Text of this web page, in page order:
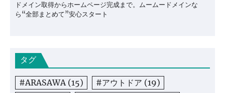
ドメイン取得からホームページ完成まで。ムームードメインな
ら“全部まとめて”安心スタート
タグ
#ARASAWA(15) #アウトドア (19)